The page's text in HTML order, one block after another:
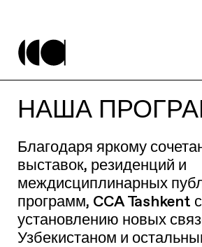
НАША
Благодаря яркому
выставок, резиденций и
междисциплинарных
программ, CCA Tashkent
установлению новых
Узбекистаном и